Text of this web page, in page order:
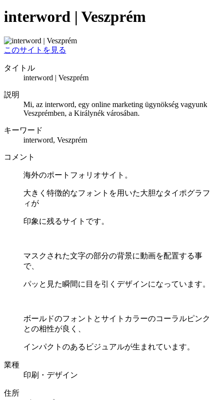
interword | Veszprém
このサイトを見る
タイトル
interword | Veszprém
説明
Mi, az interword, egy online marketing ügynökség vagyunk
Veszprémben, a Királynék városában.
キーワード
interword, Veszprém
コメント
海外のポートフォリオサイト。
大きく特徴的なフォントを用いた大胆なタイポグラフ
ィが
印象に残るサイトです。
マスクされた文字の部分の背景に動画を配置する事
で、
パッと見た瞬間に目を引くデザインになっています。
ボールドのフォントとサイトカラーのコーラルピンク
との相性が良く、
インパクトのあるビジュアルが生まれています。
業種
印刷・デザイン
住所